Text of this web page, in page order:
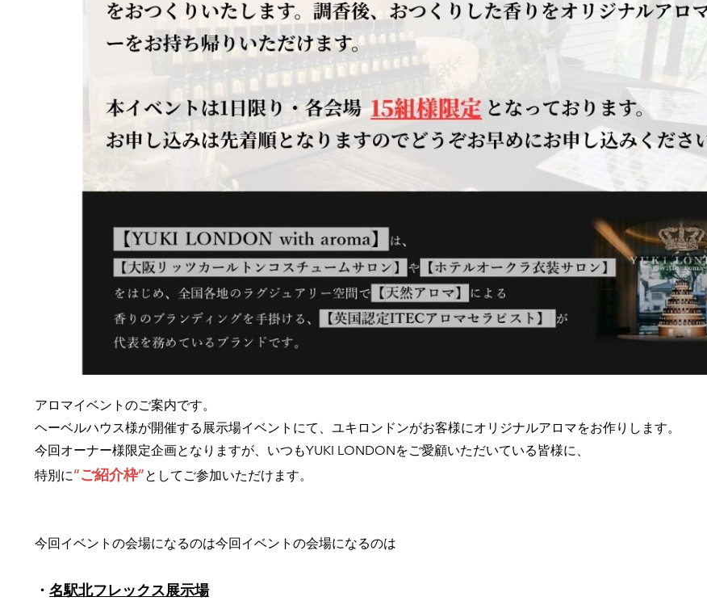
アロマイベントのご案内です。
ヘーベルハウス様が開催する展示場イベントにて、ユキロンドンがお客様にオリジナルアロマをお作りします。
今回オーナー様限定企画となりますが、いつもYUKI LONDONをご愛顧いただいている皆様に、
特別に“ご紹介枠”としてご参加いただけます。
今回イベントの会場になるのは今回イベントの会場になるのは
・ 名駅北フレックス展示場